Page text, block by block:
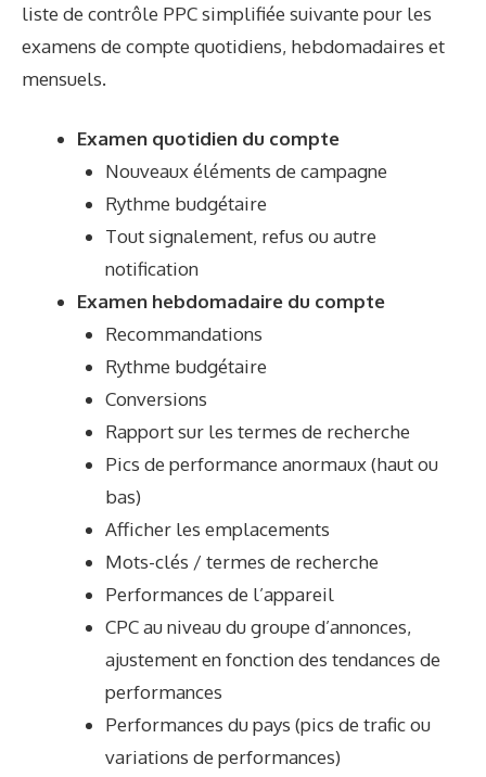
liste de contrôle PPC simplifiée suivante pour les
examens de compte quotidiens, hebdomadaires et
mensuels.
Examen quotidien du compte
Nouveaux éléments de campagne
Rythme budgétaire
Tout signalement, refus ou autre
notification
Examen hebdomadaire du compte
Recommandations
Rythme budgétaire
Conversions
Rapport sur les termes de recherche
Pics de performance anormaux (haut ou
bas)
Afficher les emplacements
Mots-clés / termes de recherche
Performances de l’appareil
CPC au niveau du groupe d’annonces,
ajustement en fonction des tendances de
performances
Performances du pays (pics de trafic ou
variations de performances)